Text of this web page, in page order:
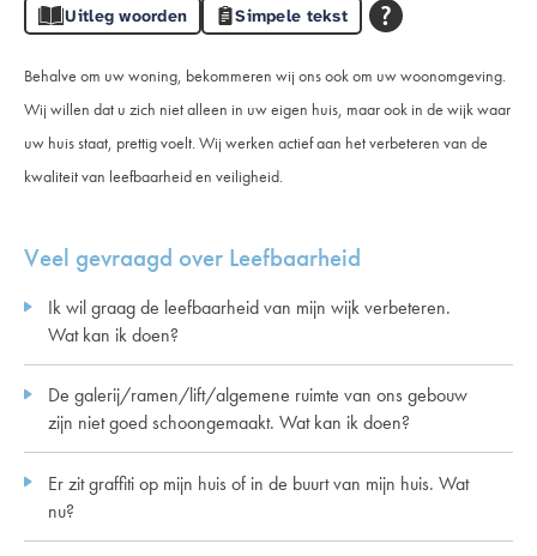
Uitleg woorden Simpele tekst
Behalve om uw woning, bekommeren wij ons ook om uw woonomgeving.
Wij willen dat u zich niet alleen in uw eigen huis, maar ook in de wijk waar
uw huis staat, prettig voelt. Wij werken actief aan het verbeteren van de
kwaliteit van leefbaarheid en veiligheid.
Veel gevraagd over Leefbaarheid
Ik wil graag de leefbaarheid van mijn wijk verbeteren.
Wat kan ik doen?
De galerij/ramen/lift/algemene ruimte van ons gebouw
zijn niet goed schoongemaakt. Wat kan ik doen?
Er zit graffiti op mijn huis of in de buurt van mijn huis. Wat
nu?